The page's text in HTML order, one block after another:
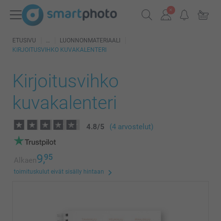
ETUSIVU
LUONNONMATERIAALI
KIRJOITUSVIHKO KUVAKALENTERI
Kirjoitusvihko
kuvakalenteri
4.8/5 (4 arvostelut)
Alkaen9,95
toimituskulut eivät sisälly hintaan